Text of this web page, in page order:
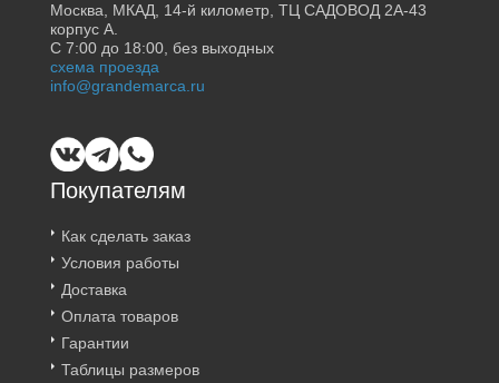
Покупателям
Как сделать заказ
Условия работы
Доставка
Оплата товаров
Гарантии
Таблицы размеров
Москва, МКАД, 14-й километр, ТЦ САДОВОД 2А-43
корпус А.
С 7:00 до 18:00, без выходных
схема проезда
info@grandemarca.ru